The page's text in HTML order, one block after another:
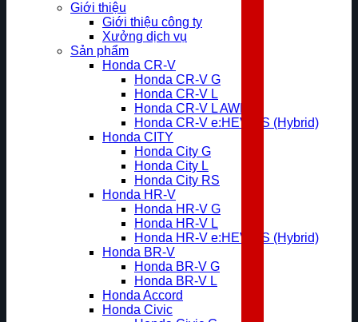
Giới thiệu
Giới thiệu công ty
Xưởng dịch vụ
Sản phẩm
Honda CR-V
Honda CR-V G
Honda CR-V L
Honda CR-V L AWD
Honda CR-V e:HEV RS (Hybrid)
Honda CITY
Honda City G
Honda City L
Honda City RS
Honda HR-V
Honda HR-V G
Honda HR-V L
Honda HR-V e:HEV RS (Hybrid)
Honda BR-V
Honda BR-V G
Honda BR-V L
Honda Accord
Honda Civic